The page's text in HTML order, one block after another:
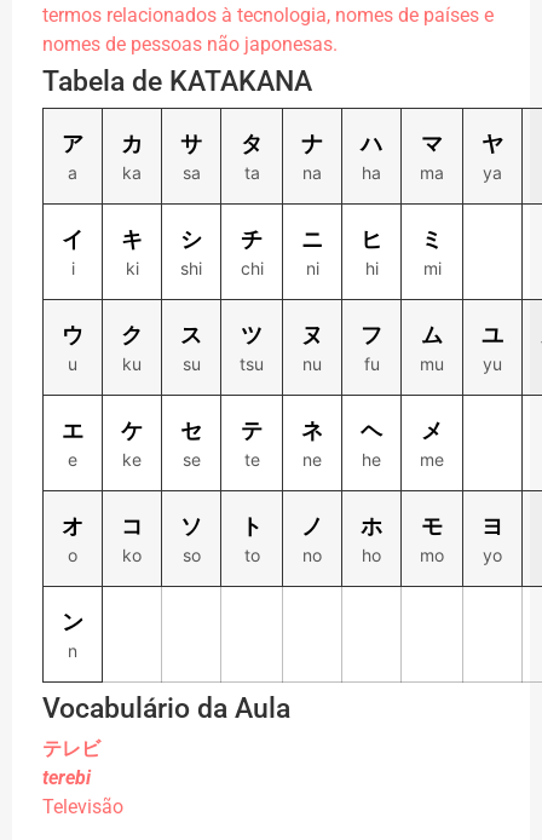
termos relacionados à tecnologia, nomes de países e
nomes de pessoas não japonesas.
Tabela de KATAKANA
ア
a
カ
ka
サ
sa
タ
ta
ナ
na
ハ
ha
マ
ma
ヤ
ya
イ
i
キ
ki
シ
shi
チ
chi
ニ
ni
ヒ
hi
ミ
mi
ウ
u
ク
ku
ス
su
ツ
tsu
ヌ
nu
フ
fu
ム
mu
ユ
yu
エ
e
ケ
ke
セ
se
テ
te
ネ
ne
ヘ
he
メ
me
オ
o
コ
ko
ソ
so
ト
to
ノ
no
ホ
ho
モ
mo
ヨ
yo
ン
n
Vocabulário da Aula
テレビ
terebi
Televisão